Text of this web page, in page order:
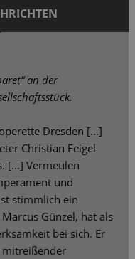
an der
Dresden [...]
Christian Feigel
[...] Vermeulen
und
stimmlich ein
Günzel, hat als
bei sich. Er
mitreißender